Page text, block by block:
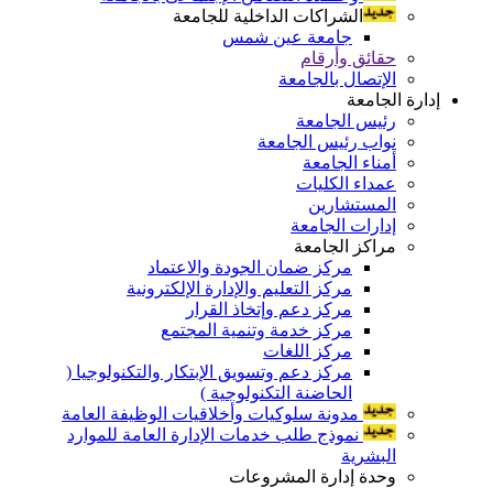
الشراكات الداخلية للجامعة
جامعة عين شمس
حقائق وأرقام
الإتصال بالجامعة
إدارة الجامعة
رئيس الجامعة
نواب رئيس الجامعة
أمناء الجامعة
عمداء الكليات
المستشارين
إدارات الجامعة
مراكز الجامعة
مركز ضمان الجودة والاعتماد
مركز التعليم والإدارة الإلكترونية
مركز دعم وإتخاذ القرار
مركز خدمة وتنمية المجتمع
مركز اللغات
مركز دعم وتسويق الإبتكار والتكنولوجيا (
الحاضنة التكنولوجية )
مدونة سلوكيات وأخلاقيات الوظيفة العامة
نموذج طلب خدمات الإدارة العامة للموارد
البشرية
وحدة إدارة المشروعات